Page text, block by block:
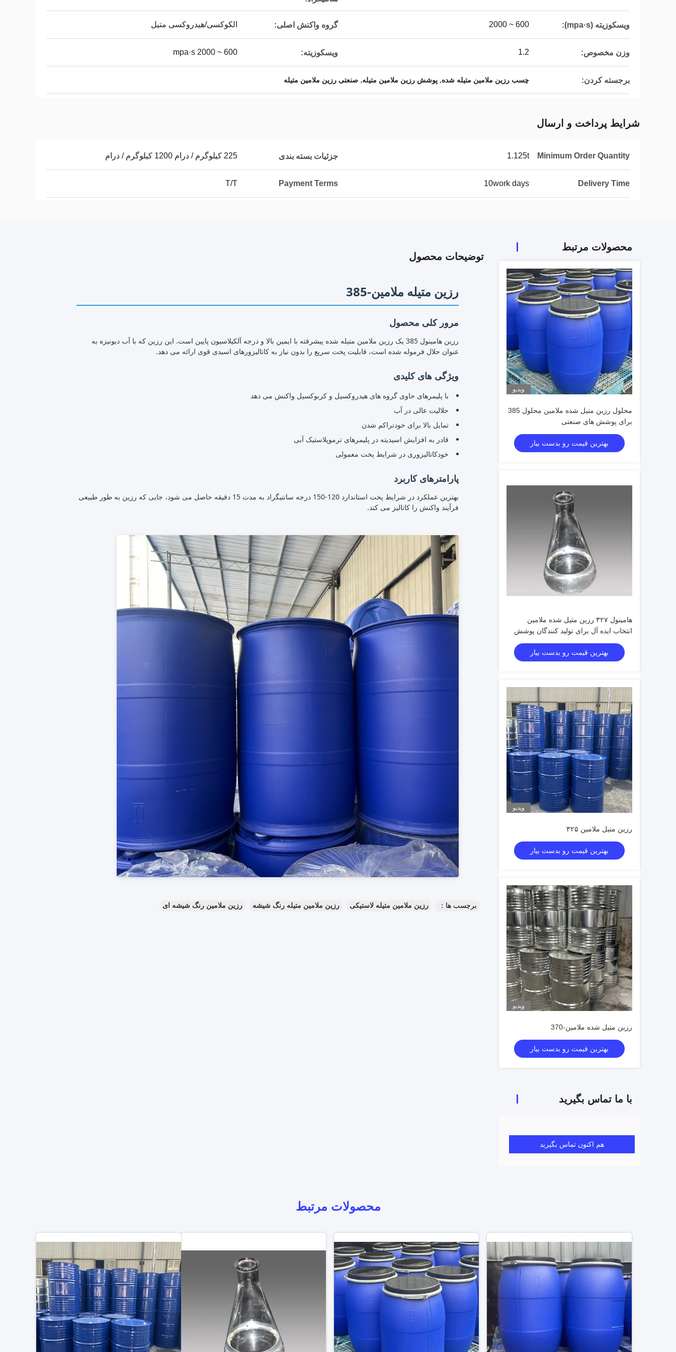
ویسکوزیته (mpa·s): 600 ~ 2000 گروه واکنش اصلی: الکوکسی/هیدروکسی متیل
وزن مخصوص: 1.2 ویسکوزیته: 600 ~ 2000 mpa·s
برجسته کردن: چسب رزین ملامین متیله شده, پوشش رزین ملامین متیله, صنعتی رزین ملامین متیله
شرایط پرداخت و ارسال
Minimum Order Quantity
1.125t جزئیات بسته بندی 225 کیلوگرم / درام 1200 کیلوگرم / درام
Delivery Time
10work days
Payment Terms
T/T
محصولات مرتبط
ویدیو
محلول رزین متیل شده ملامین محلول 385
برای پوشش های صنعتی
بهترین قیمت رو بدست بیار
هامینول ۳۲۷ رزین متیل شده ملامین
انتخاب ایده آل برای تولید کنندگان پوشش
بهترین قیمت رو بدست بیار
ویدیو
رزین متیل ملامین ۳۲۵
بهترین قیمت رو بدست بیار
ویدیو
رزین متیل شده ملامین-370
بهترین قیمت رو بدست بیار
با ما تماس بگیرید
هم اکنون تماس بگیرید
توضیحات محصول
رزین متیله ملامین-385
مرور کلی محصول
رزین هامینول 385 یک رزین ملامین متیله شده پیشرفته با ایمین بالا و درجه آلکیلاسیون پایین است. این رزین که با آب دیونیزه به
عنوان حلال فرموله شده است، قابلیت پخت سریع را بدون نیاز به کاتالیزورهای اسیدی قوی ارائه می دهد.
ویژگی های کلیدی
با پلیمرهای حاوی گروه های هیدروکسیل و کربوکسیل واکنش می دهد
حلالیت عالی در آب
تمایل بالا برای خودتراکم شدن
قادر به افزایش اسیدیته در پلیمرهای ترموپلاستیک آبی
خودکاتالیزوری در شرایط پخت معمولی
پارامترهای کاربرد
بهترین عملکرد در شرایط پخت استاندارد 120-150 درجه سانتیگراد به مدت 15 دقیقه حاصل می شود، جایی که رزین به طور طبیعی
فرآیند واکنش را کاتالیز می کند.
برچسب ها： رزین ملامین متیله لاستیکی رزین ملامین متیله رنگ شیشه رزین ملامین رنگ شیشه ای
محصولات مرتبط